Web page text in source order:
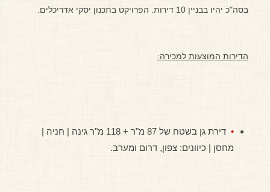
בסה"כ יהיו בבניין 10 דירות. הפרויקט בתכנון יסקי אדריכלים.
הדירות המוצעות למכירה:
דירת גן בשטח של 87 מ"ר + 118 מ"ר גינה | חניה |
מחסן | כיוונים: צפון, דרום ומערב.